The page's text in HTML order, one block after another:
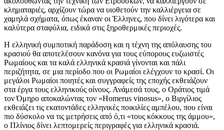
κληματαριές, αρχίζουν τώρα να υιοθετούν την καλλιέργεια σε
χαμηλά σχήματα, όπως έκαναν οι Έλληνες, που δίνει λιγότερα και
καλύτερα σταφύλια, ειδικά στις ξηροθερμικές περιοχές.
Η ελληνική συμποτική παράδοση και η τέχνη της απόλαυσης του
κρασιού θα αποτελέσουν κανόνα για τους εύπορους ευζωιστές
Ρωμαίους και τα καλά ελληνικά κρασιά γίνονται και πάλι
περιζήτητα, σε μια περίοδο που οι Ρωμαίοι ελέγχουν το κρασί. Οι
μεγάλοι Ρωμαίοι ποιητές και συγγραφείς της εποχής εκθειάζουν
στα έργα τους ελληνικούς οίνους. Ανάμεσά τους, ο Οράτιος τιμά
τον Όμηρο αποκαλώντας τον «Homerus vinosus», ο Βιργίλιος
εκθειάζει τις εκατοντάδες ελληνικές ποικιλίες αμπέλου, που είναι
πιο δύσκολο να τις μετρήσεις από ό,τι «τους κόκκους της άμμου»,
ο Πλίνιος δίνει λεπτομερείς περιγραφές για ελληνικά κρασιά.